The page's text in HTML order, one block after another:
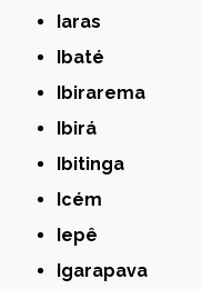
Iaras
Ibaté
Ibirarema
Ibirá
Ibitinga
Icém
Iepê
Igarapava